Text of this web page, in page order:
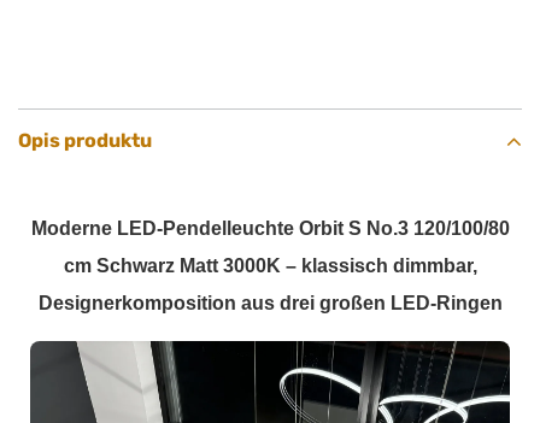
Opis produktu
Moderne LED-Pendelleuchte Orbit S No.3 120/100/80
cm Schwarz Matt 3000K – klassisch dimmbar,
Designerkomposition aus drei großen LED-Ringen